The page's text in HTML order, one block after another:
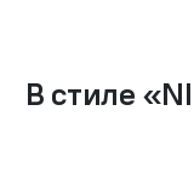
В стиле «